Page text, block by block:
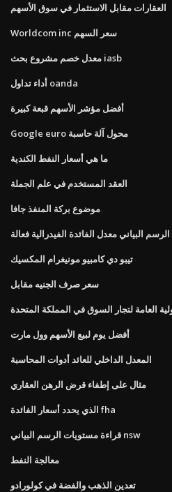
العقارات مقابل الاستثمار في سوق الأسهم
Worldcom inc سعر السهم
معدل خصم مشروع بحث iasb
أداء تداول oanda
أفضل مؤشر الأسهم قبعة كبيرة
Google euro محول آلة حاسبة
ما هي أسعار النفط الكندية
العقد المستخدم في علم الجملة
موضوع بركة المنفذ جافا
الرسم البياني معدل الفائدة الفيدرالية فعالة
تيبو دي كامبيو مونيغرام المكسيك
سعر صرف الجنيه مقابل
العامة لتجار السوق في المملكة المتحدة
أفضل يوم لبيع الأسهم وول مارت
المعدل الداخلي للعائد أدوات المحاسبة
مثال على إطفاء قرض الرهن العقاري
الذي يحدد أسعار الفائدة fha
قراءة مستويات الرسم البياني nsw
معالجة النفط
تعدين الذهب والفضة في كولورادو